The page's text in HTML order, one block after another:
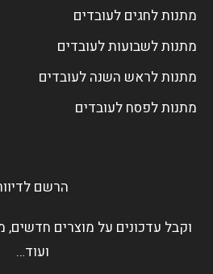
מתנות לחגים לעובדים
מתנות לשבועות לעובדים
מתנות לראש השנה לעובדים
מתנות לפסח לעובדים
הרשם
וקבל עדכונים על מוצרים חדשים,
ועוד…